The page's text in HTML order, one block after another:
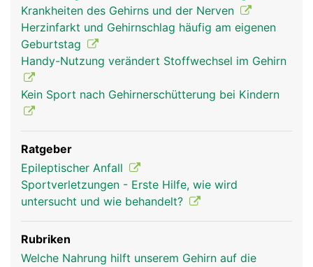
hirn frau hirn mann kopf Links Frau
kopf Links Mann
Krankheiten des Gehirns und der Nerven
Herzinfarkt und Gehirnschlag häufig am eigenen
Geburtstag
Handy-Nutzung verändert Stoffwechsel im Gehirn
Kein Sport nach Gehirnerschütterung bei Kindern
Ratgeber
Epileptischer Anfall
Sportverletzungen - Erste Hilfe, wie wird
untersucht und wie behandelt?
Rubriken
Welche Nahrung hilft unserem Gehirn auf die